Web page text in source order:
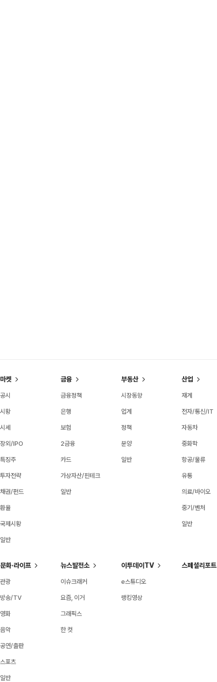
마켓
공시
시황
시세
장외/IPO
특징주
투자전략
채권/펀드
환율
국제시황
일반
금융
금융정책
은행
보험
2금융
카드
가상자산/핀테크
일반
부동산
시장동향
업계
정책
분양
일반
산업
재계
전자/통신/IT
자동차
중화학
항공/물류
유통
의료/바이오
중기/벤처
일반
문화·라이프
관광
방송/TV
영화
음악
공연/출판
스포츠
일반
뉴스발전소
이슈크래커
요즘, 이거
그래픽스
한 컷
이투데이TV
e스튜디오
랭킹영상
스페셜리포트